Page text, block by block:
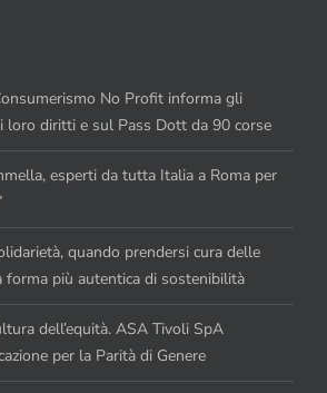
No Profit informa gli
loro diritti e sul Pass Dott da 90 corse
esperti da tutta Italia a Roma per
quando prendersi cura delle
forma più autentica di sostenibilità
dell’equità. ASA Tivoli SpA
per la Parità di Genere